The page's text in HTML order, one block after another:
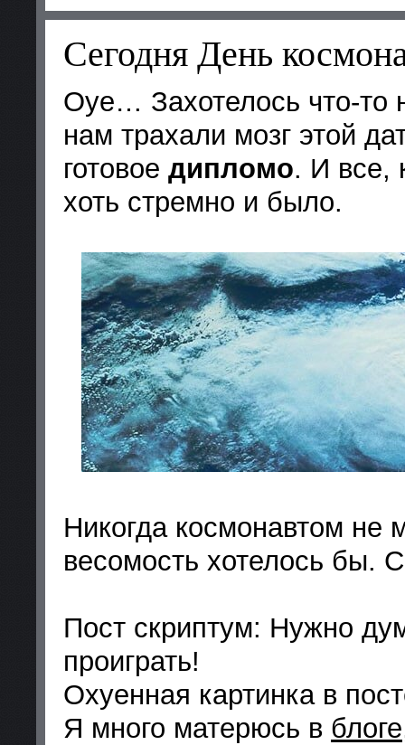
Сегодня День
Оуе… Захотелось что-то
нам трахали мозг этой
готовое дипломо. И все,
хоть стремно и было.
Никогда космонавтом не
весомость хотелось бы.
Пост скриптум: Нужно
проиграть!
Охуенная картинка в
Я много матерюсь в блоге